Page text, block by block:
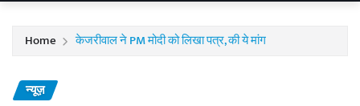
Home केजरीवाल ने PM मोदी को लिखा पत्र, की ये मांग
न्यूज़